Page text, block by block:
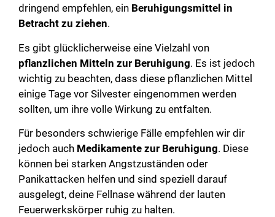
dringend empfehlen, ein Beruhigungsmittel in
Betracht zu ziehen.
Es gibt glücklicherweise eine Vielzahl von
pflanzlichen Mitteln zur Beruhigung. Es ist jedoch
wichtig zu beachten, dass diese pflanzlichen Mittel
einige Tage vor Silvester eingenommen werden
sollten, um ihre volle Wirkung zu entfalten.
Für besonders schwierige Fälle empfehlen wir dir
jedoch auch Medikamente zur Beruhigung. Diese
können bei starken Angstzuständen oder
Panikattacken helfen und sind speziell darauf
ausgelegt, deine Fellnase während der lauten
Feuerwerkskörper ruhig zu halten.